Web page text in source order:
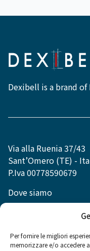
Per fornire le migliori
memorizzare e/o accedere
Dexibell is a brand of
Via alla Ruenia 37/43
Sant’Omero (TE) -
P.Iva 00778590679
Dove siamo